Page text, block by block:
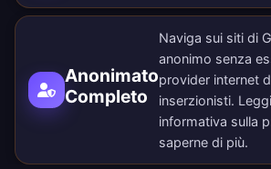
Anonimato
Completo
Naviga sui siti di
anonimo senza
provider internet
inserzionisti.
informativa sulla
saperne di più.